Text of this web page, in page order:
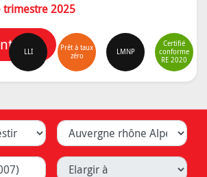
trimestre 2025
LLI
Prêt à taux
zéro
LMNP
Certifié
conforme
RE 2020
Département
...) Elargir à